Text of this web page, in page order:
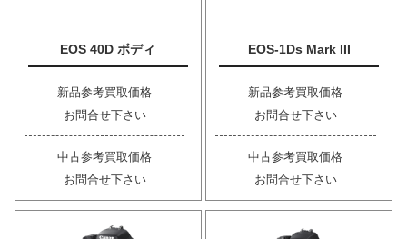
EOS 40D ボディ
新品参考買取価格
お問合せ下さい
中古参考買取価格
お問合せ下さい
EOS-1Ds Mark III
新品参考買取価格
お問合せ下さい
中古参考買取価格
お問合せ下さい